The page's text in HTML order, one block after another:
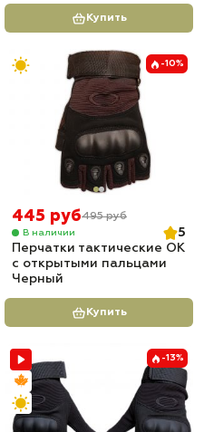
Купить
-10%
445 руб495 руб
В наличии
5
Перчатки тактические OK
с открытыми пальцами
Черный
Купить
-13%